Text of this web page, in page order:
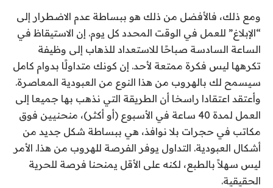
ومع ذلك، فالأفضل من ذلك هو ببساطة عدم الاضطرار إلى
“الإبلاغ” للعمل في الوقت المحدد كل يوم. إن الاستيقاظ في
الساعة السادسة صباحًا للاستعداد للذهاب إلى وظيفة
تكرهها ليس فكرة ممتعة لأحد. إن كونك متداولًا بدوام كامل
سيسمح لك بالهروب من هذا النوع من العبودية المعاصرة.
وأعتقد اعتقادا راسخا أن الطريقة التي نذهب بها جميعا إلى
العمل لمدة 40 ساعة في الأسبوع (أو أكثر)، منحنيين فوق
مكاتب في حجرات بلا نوافذ، هي ببساطة شكل جديد من
أشكال العبودية. التداول يوفر الفرصة للهروب من هذا. الأمر
ليس سهلاً بالطبع، لكنه على الأقل يمنحنا فرصة للحرية
الحقيقية.